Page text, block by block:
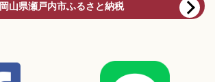
岡山県瀬戸内市ふるさと納税